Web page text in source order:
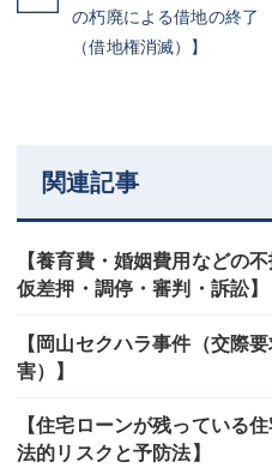
の朽廃による借地の終了
（借地権消滅）】
関連記事
【養育費・婚姻費用などの
仮差押・調停・審判・訴訟】
【岡山セクハラ事件（交際
害）】
【住宅ローンが残っている
法的リスクと予防法】